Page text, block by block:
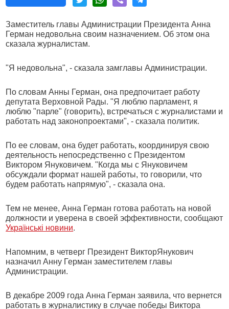
Заместитель главы Администрации Президента Анна
Герман недовольна своим назначением. Об этом она
сказала журналистам.
"Я недовольна", - сказала замглавы Администрации.
По словам Анны Герман, она предпочитает работу
депутата Верховной Рады. "Я люблю парламент, я
люблю "парле" (говорить), встречаться с журналистами и
работать над законопроектами", - сказала политик.
По ее словам, она будет работать, координируя свою
деятельность непосредственно с Президентом
Виктором Януковичем. "Когда мы с Януковичем
обсуждали формат нашей работы, то говорили, что
будем работать напрямую", - сказала она.
Тем не менее, Анна Герман готова работать на новой
должности и уверена в своей эффективности, сообщают
Українські новини.
Напомним, в четверг Президент ВикторЯнукович
назначил Анну Герман заместителем главы
Администрации.
В декабре 2009 года Анна Герман заявила, что вернется
работать в журналистику в случае победы Виктора